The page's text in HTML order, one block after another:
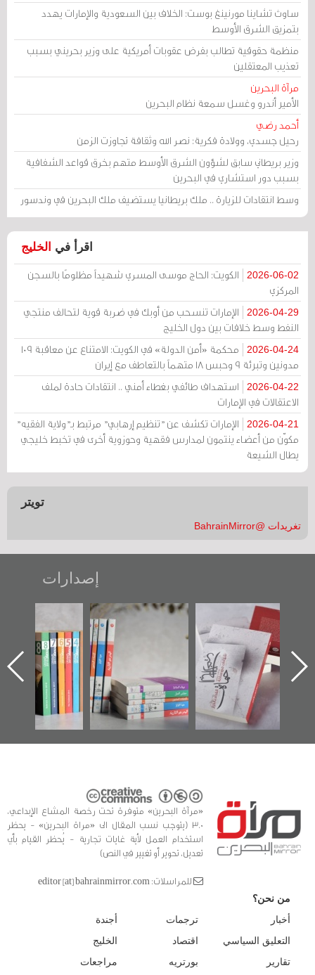
ساوث تشاينا مورنينغ بوست: الخلاف بين السعودية والإمارات يهدد
بتمزيق الشرق الأوسط
منظمة حقوقية تطالب بفرض عقوبات أمريكية على وزير بحريني بسبب
تعذيب المعتقلين
مرآة البحرين
الأمير أندرو وغسل سمعة نظام البحرين
أحمد رضي
رحيل جسدي، وولادة فكرية: نصر الله وثقافة تجاوزت الزمن
وزير بريطاني سابق لشؤون الشرق الأوسط متهم بخرق قواعد الشفافية
بسبب دور استشاري في البحرين
وسط انتقادات للزيارة .. ملك بريطانيا يستضيف ملك البحرين في وندسور
اقرأ في الخليج
2026-06-02
الكويت: الحاج موسى المسري شهيداً مظلومًا بالسجن
المركزي
2026-04-29
الإمارات تنسحب من أوبك في ضربة قوية لتحالف منتجي
النفط وسط خلافات بين دول الخليج
2026-04-24
محكمة «أمن الدولة» في الكويت: الامتناع عن معاقبة 109
مدونين وتبرئة 9 وحبس 18 متهماً بالتعاطف مع إيران
2026-04-22
استهداف طائفي بغطاء أمني .. انتقادات حادة لملف
الاعتقالات في الإمارات
2026-04-21
الإمارات تكشف عن "تنظيم إرهابي" مرتبط بـ"ولاية الفقيه"
مكوّن من أعضاء ينتمون لمدارس فقهية وحوزوية أخرى في تخبط خليجي
يطال الشيعة
تويتر
تغريدات @BahrainMirror
إصدارات
"حماة الباب الأخير":
الإصدار الأول عن
اعتصام الدراز
وأحداث ساحة
الفداء لمركز أوال
للدراسات والتوثيق
تصنيف موضوعي
للوثائق البريطانية
يقدمه «مركز أوال»
في سلسلة من 5
كتب
تصدر حصاد
الساحات 2019
«مرآة البحرين» متوفرة تحت رخصة المشاع الإبداعي،
3.0 (يتوجب نسب المقال الى «مراة البحرين» - يحظر
استخدام العمل لأية غايات تجارية - يُحظر القيام بأي
تعديل، تحوير أو تغيير في النص)
للمراسلات: editor [at] bahrainmirror.com
من نحن؟
أخبار
التعليق السياسي
تقارير
ترجمات
اقتصاد
بورتريه
أجندة
الخليج
مراجعات